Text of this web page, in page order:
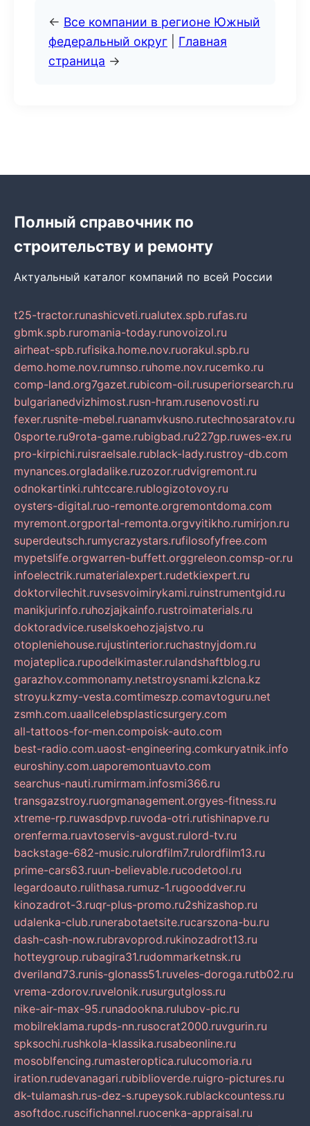
← Все компании в регионе Южный
федеральный округ
Главная
страница →
Полный справочник по
строительству и ремонту
Актуальный каталог компаний по всей России
t25-tractor.runashicveti.rualutex.spb.rufas.ru
gbmk.spb.ruromania-today.runovoizol.ru
airheat-spb.rufisika.home.nov.ruorakul.spb.ru
demo.home.nov.rumnso.ruhome.nov.rucemko.ru
comp-land.org7gazet.rubicom-oil.rusuperiorsearch.ru
bulgarianedvizhimost.rusn-hram.rusenovosti.ru
fexer.rusnite-mebel.ruanamvkusno.rutechnosaratov.ru
0sporte.ru9rota-game.rubigbad.ru227gp.ruwes-ex.ru
pro-kirpichi.ruisraelsale.rublack-lady.rustroy-db.com
mynances.orgladalike.ruzozor.rudvigremont.ru
odnokartinki.ruhtccare.rublogizotovoy.ru
oysters-digital.ruo-remonte.orgremontdoma.com
myremont.orgportal-remonta.orgvyitikho.rumirjon.ru
superdeutsch.rumycrazystars.rufilosofyfree.com
mypetslife.orgwarren-buffett.orggreleon.comsp-or.ru
infoelectrik.rumaterialexpert.rudetkiexpert.ru
doktorvilechit.ruvsesvoimirykami.ruinstrumentgid.ru
manikjurinfo.ruhozjajkainfo.rustroimaterials.ru
doktoradvice.ruselskoehozjajstvo.ru
otopleniehouse.rujustinterior.ruchastnyjdom.ru
mojateplica.rupodelkimaster.rulandshaftblog.ru
garazhov.commonamy.netstroysnami.kzlcna.kz
stroyu.kzmy-vesta.comtimeszp.comavtoguru.net
zsmh.com.uaallcelebsplasticsurgery.com
all-tattoos-for-men.compoisk-auto.com
best-radio.com.uaost-engineering.comkuryatnik.info
euroshiny.com.uaporemontuavto.com
searchus-nauti.rumirmam.infosmi366.ru
transgazstroy.ruorgmanagement.orgyes-fitness.ru
xtreme-rp.ruwasdpvp.ruvoda-otri.rutishinapve.ru
orenferma.ruavtoservis-avgust.rulord-tv.ru
backstage-682-music.rulordfilm7.rulordfilm13.ru
prime-cars63.ruun-believable.rucodetool.ru
legardoauto.rulithasa.rumuz-1.rugooddver.ru
kinozadrot-3.ruqr-plus-promo.ru2shizashop.ru
udalenka-club.runerabotaetsite.rucarszona-bu.ru
dash-cash-now.rubravoprod.rukinozadrot13.ru
hotteygroup.rubagira31.rudommarketnsk.ru
dveriland73.runis-glonass51.ruveles-doroga.rutb02.ru
vrema-zdorov.ruvelonik.rusurgutgloss.ru
nike-air-max-95.runadookna.rulubov-pic.ru
mobilreklama.rupds-nn.rusocrat2000.ruvgurin.ru
spksochi.rushkola-klassika.rusabeonline.ru
mosoblfencing.rumasteroptica.rulucomoria.ru
iration.rudevanagari.rubiblioverde.ruigro-pictures.ru
dk-tulamash.rus-dez-s.rupeysok.rublackcountess.ru
asoftdoc.ruscifichannel.ruocenka-appraisal.ru